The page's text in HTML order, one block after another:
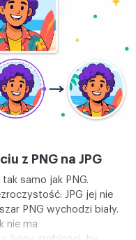
z PNG na JPG
samo jak PNG.
JPG jej nie
PNG wychodzi biały.
nie ma